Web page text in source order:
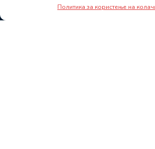
Политика за користење на